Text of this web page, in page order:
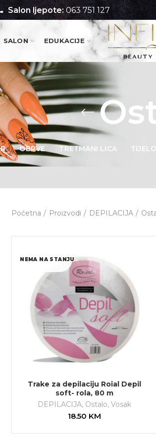
Salon ljepote: 063 751 127
SALON EDUKACIJE
OBRVE TRETMANI LICA TIJELO
Početna Proizvodi DEPILACIJA
NEMA NA STANJU
Trake za depilaciju Roial Depil
soft- rola, 80 m
DEPILACIJA, Ostalo,Vosak
18.50 KM